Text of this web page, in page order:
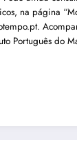
na página
Português do